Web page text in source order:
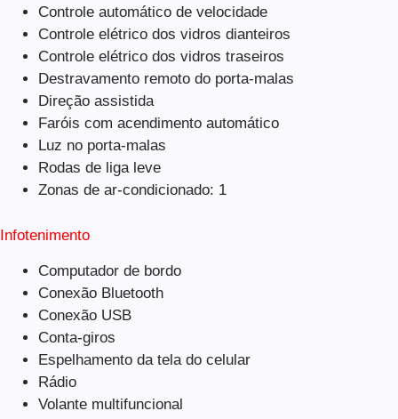
Controle automático de velocidade
Controle elétrico dos vidros dianteiros
Controle elétrico dos vidros traseiros
Destravamento remoto do porta-malas
Direção assistida
Faróis com acendimento automático
Luz no porta-malas
Rodas de liga leve
Zonas de ar-condicionado: 1
Infotenimento
Computador de bordo
Conexão Bluetooth
Conexão USB
Conta-giros
Espelhamento da tela do celular
Rádio
Volante multifuncional